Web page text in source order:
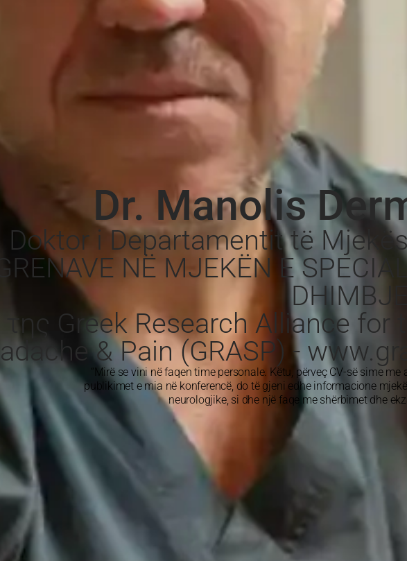
Dr. Manolis
Doktor i Departamentit të
NË MJEKËN E
της Greek Research Alliance for
& Pain (GRASP) -
“Mirë se vini në faqen time personale. Këtu, përveç CV-së sime
publikimet e mia në konferencë, do të gjeni edhe informacione
neurologjike, si dhe një faqe me shërbimet dhe